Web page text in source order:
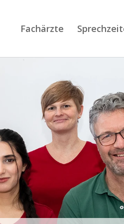
Fachärzte